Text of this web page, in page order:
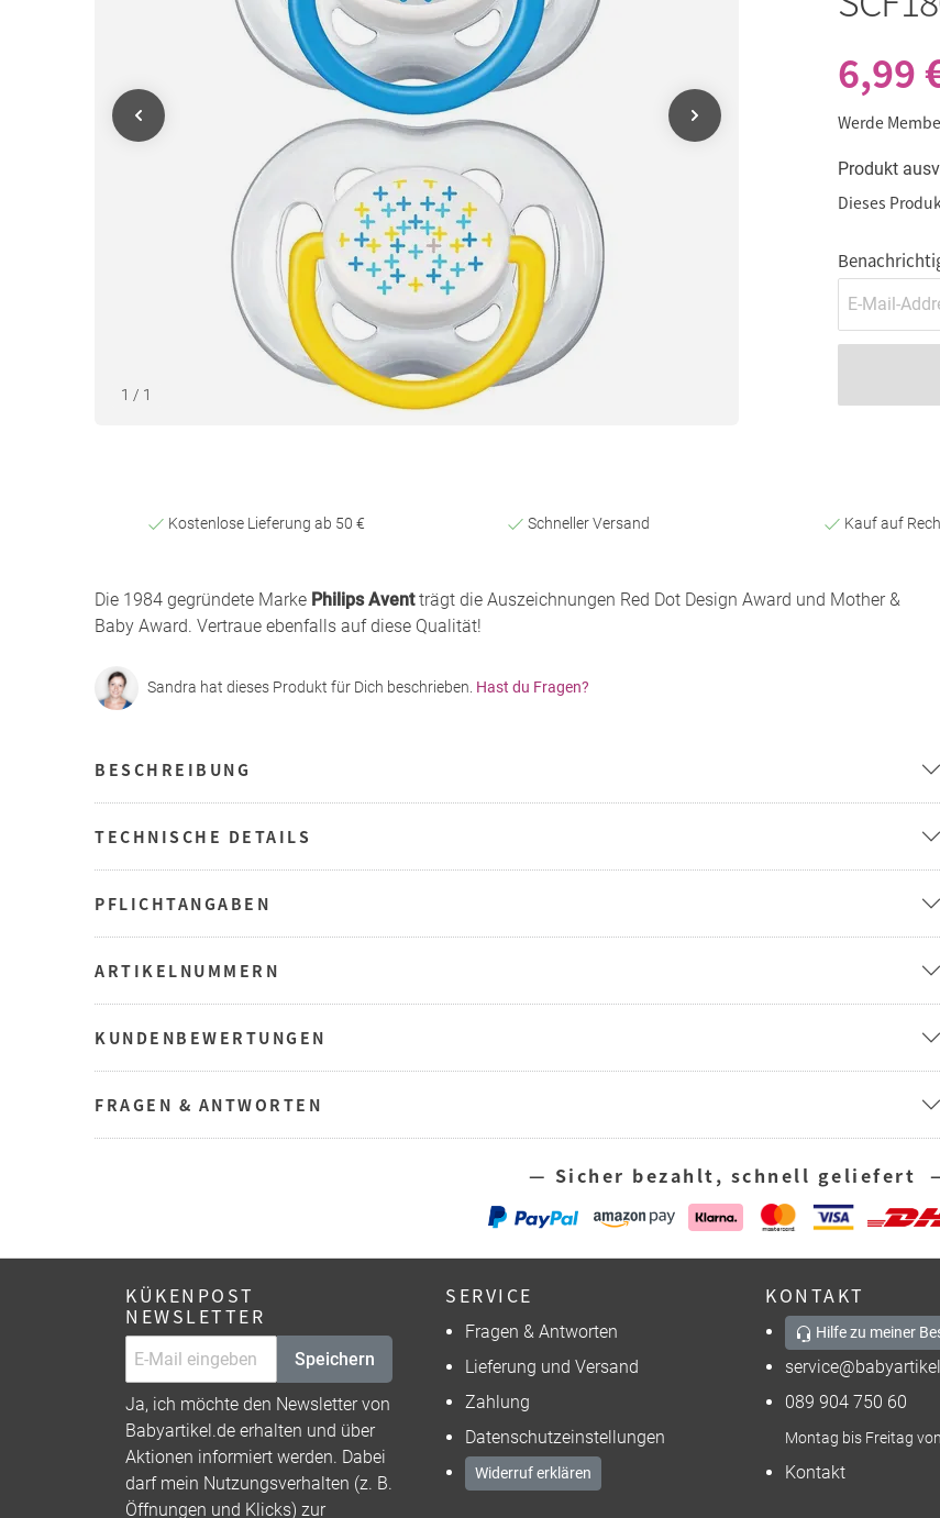
1 / 1
6,99
Werde
Produkt
Dieses
Kostenlose Lieferung ab 50 € Schneller Versand Kauf auf
Die 1984 gegründete Marke Philips Aventträgt die Auszeichnungen Red Dot Design Award und Mother &
Baby Award. Vertraue ebenfalls auf diese Qualität!
Sandra hat dieses Produkt für Dich beschrieben. Hast du Fragen?
BESCHREIBUNG
TECHNISCHE DETAILS
PFLICHTANGABEN
ARTIKELNUMMERN
KUNDENBEWERTUNGEN
FRAGEN & ANTWORTEN
— Sicher bezahlt, schnell geliefert
KÜKENPOST
NEWSLETTER
Speichern
Ja, ich möchte den Newsletter von
Babyartikel.de erhalten und über
Aktionen informiert werden. Dabei
darf mein Nutzungsverhalten (z. B.
Öffnungen und Klicks) zur
SERVICE
Fragen & Antworten
Lieferung und Versand
Zahlung
Datenschutzeinstellungen
Widerruf erklären
KONTAKT
Hilfe zu meiner
089 904 750 60
Montag bis Freitag
Kontakt